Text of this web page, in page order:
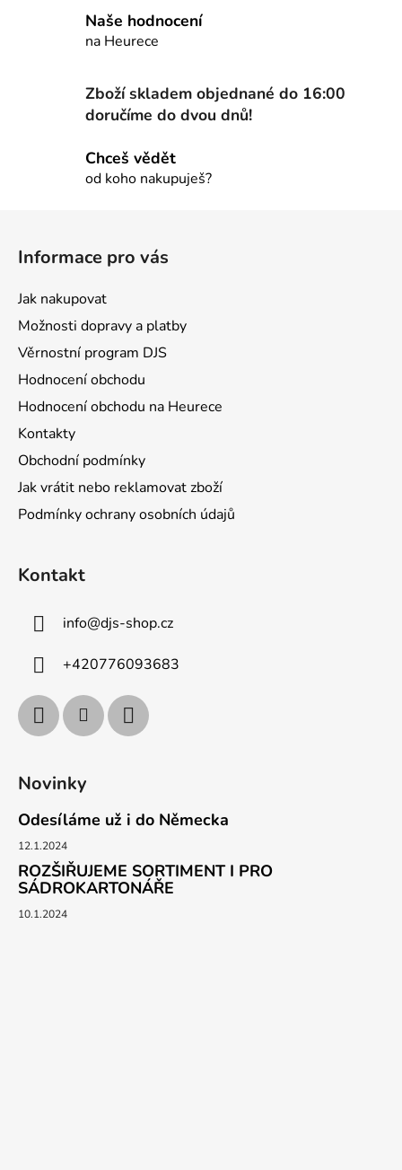
Naše hodnocení
na Heurece
Zboží skladem objednané do 16:00
doručíme do dvou dnů!
Chceš vědět
od koho nakupuješ?
Informace pro vás
Jak nakupovat
Možnosti dopravy a platby
Věrnostní program DJS
Hodnocení obchodu
Hodnocení obchodu na Heurece
Kontakty
Obchodní podmínky
Jak vrátit nebo reklamovat zboží
Podmínky ochrany osobních údajů
Kontakt
info@djs-shop.cz
+420776093683
Novinky
Odesíláme už i do Německa
12.1.2024
ROZŠIŘUJEME SORTIMENT I PRO
SÁDROKARTONÁŘE
10.1.2024